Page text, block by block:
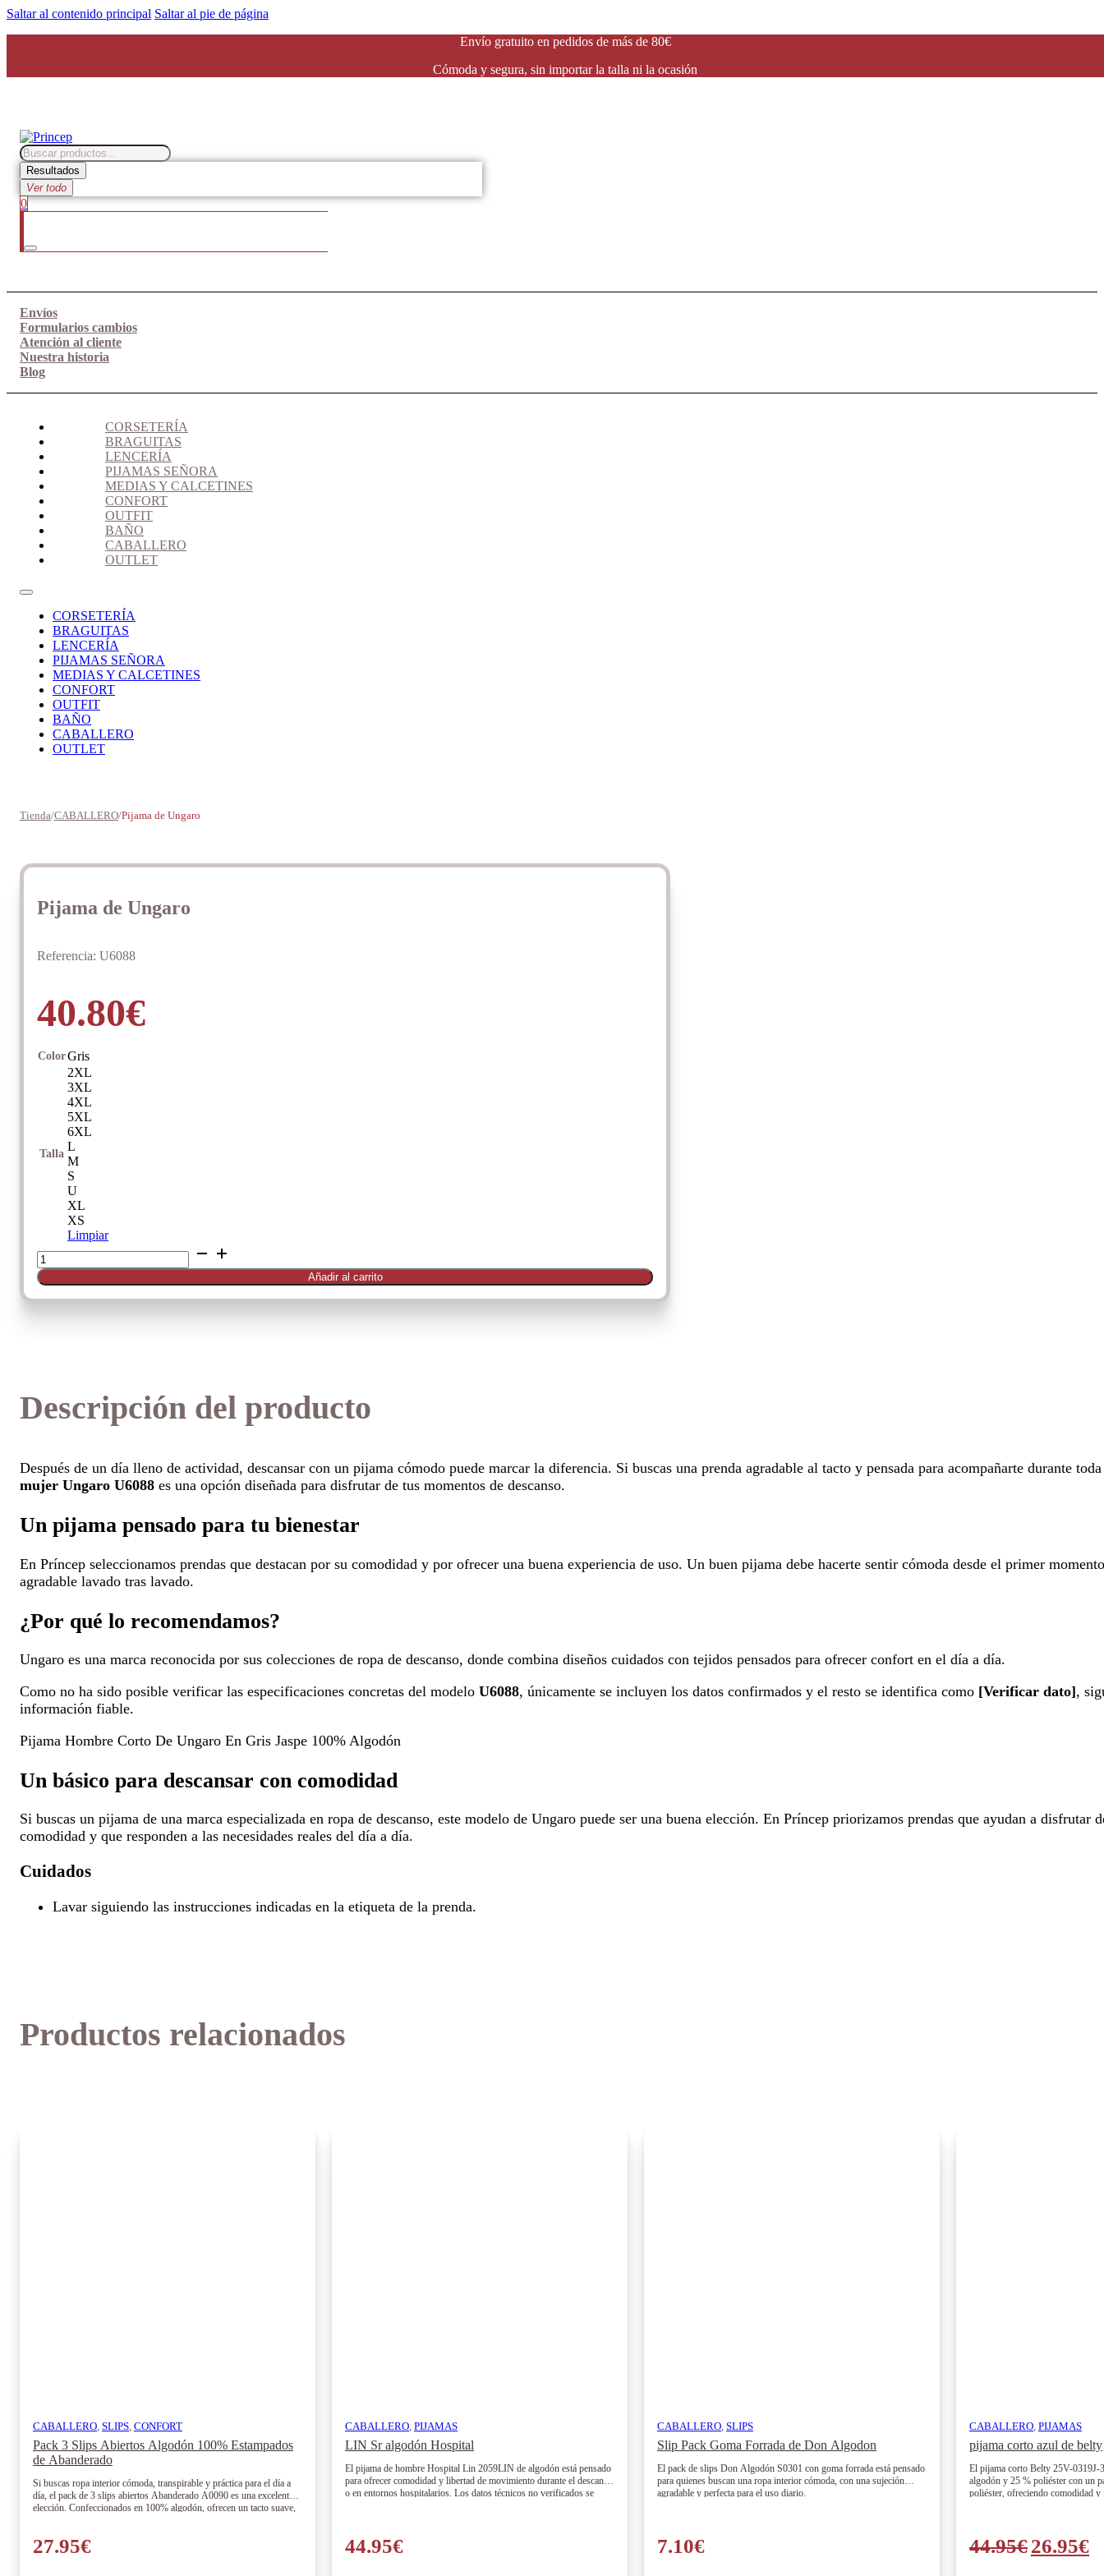
Saltar al contenido principal Saltar al pie de página
Envío gratuito en pedidos de más de 80€
Cómoda y segura, sin importar la talla ni la ocasión
Search
...Resultados
Ver todo
0
Envíos
Formularios cambios
Atención al cliente
Nuestra historia
Blog
CORSETERÍA
BRAGUITAS
LENCERÍA
PIJAMAS SEÑORA
MEDIAS Y CALCETINES
CONFORT
OUTFIT
BAÑO
CABALLERO
OUTLET
CORSETERÍA
BRAGUITAS
LENCERÍA
PIJAMAS SEÑORA
MEDIAS Y CALCETINES
CONFORT
OUTFIT
BAÑO
CABALLERO
OUTLET
Tienda/CABALLERO/Pijama de Ungaro
Pijama de Ungaro
Referencia: U6088
40.80€
ColorGris
Talla
2XL
3XL
4XL
5XL
6XL
L
M
S
U
XL
XS
Limpiar
Pijama
de
Ungaro
Añadir al carrito
Descripción del producto
Después de un día lleno de actividad, descansar con un pijama cómodo puede marcar la diferencia. Si buscas una prenda agradable al tacto y pensada para acompañarte durante
mujer Ungaro U6088 es una opción diseñada para disfrutar de tus momentos de descanso.
Un pijama pensado para tu bienestar
En Príncep seleccionamos prendas que destacan por su comodidad y por ofrecer una buena experiencia de uso. Un buen pijama debe hacerte sentir cómoda desde el primer
agradable lavado tras lavado.
¿Por qué lo recomendamos?
Ungaro es una marca reconocida por sus colecciones de ropa de descanso, donde combina diseños cuidados con tejidos pensados para ofrecer confort en el día a día.
Como no ha sido posible verificar las especificaciones concretas del modelo U6088, únicamente se incluyen los datos confirmados y el resto se identifica como [Verificar dato],
información fiable.
Pijama Hombre Corto De Ungaro En Gris Jaspe 100% Algodón
Un básico para descansar con comodidad
Si buscas un pijama de una marca especializada en ropa de descanso, este modelo de Ungaro puede ser una buena elección. En Príncep priorizamos prendas que ayudan a disfrutar
comodidad y que responden a las necesidades reales del día a día.
Cuidados
Lavar siguiendo las instrucciones indicadas en la etiqueta de la prenda.
Productos relacionados
CABALLERO SLIPS CONFORT
Pack 3 Slips Abiertos Algodón 100% Estampados
de Abanderado
Si buscas ropa interior cómoda, transpirable y práctica para el día a
día, el pack de 3 slips abiertos Abanderado A0090 es una excelente
elección. Confeccionados en 100% algodón, ofrecen un tacto suave,
27.95€
CABALLERO PIJAMAS
LIN Sr algodón Hospital
El pijama de hombre Hospital Lin 2059LIN de algodón está pensado
para ofrecer comodidad y libertad de movimiento durante el descanso
o en entornos hospitalarios. Los datos técnicos no verificados se
44.95€
CABALLERO SLIPS
Slip Pack Goma Forrada de Don Algodon
El pack de slips Don Algodón S0301 con goma forrada está pensado
para quienes buscan una ropa interior cómoda, con una sujeción
agradable y perfecta para el uso diario.
7.10€
CABALLERO PIJAMAS
pijama corto azul de belty
El pijama corto Belty 25V-0319J-
algodón y 25 % poliéster con un
poliéster, ofreciendo comodidad y
44.95€El
26.95€